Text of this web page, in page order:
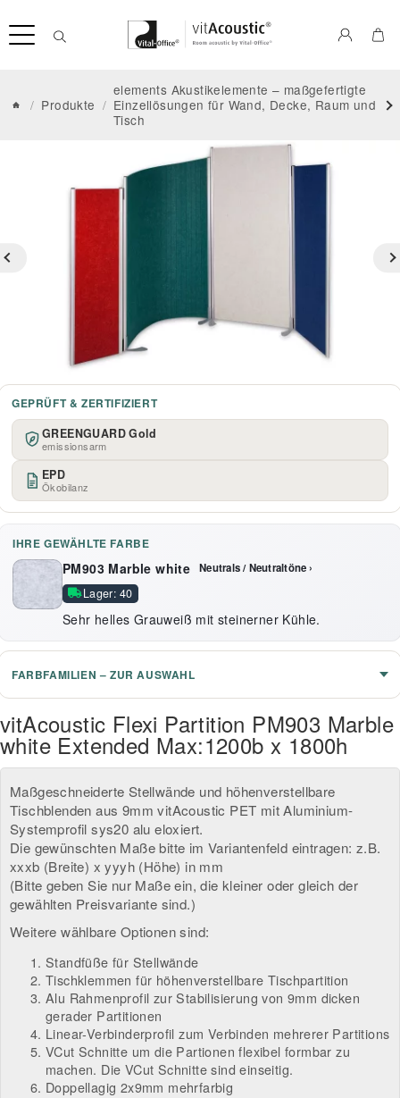
/ Produkte /
elements Akustikelemente – maßgefertigte
Einzellösungen für Wand, Decke, Raum und
Tisch
GEPRÜFT & ZERTIFIZIERT
GREENGUARD Gold
emissionsarm
EPD
Ökobilanz
IHRE GEWÄHLTE FARBE
PM903 Marble white Neutrals / Neutraltöne ›
Lager: 40
Sehr helles Grauweiß mit steinerner Kühle.
FARBFAMILIEN – ZUR AUSWAHL
vitAcoustic Flexi Partition PM903 Marble
white Extended Max:1200b x 1800h
Maßgeschneiderte Stellwände und höhenverstellbare
Tischblenden aus 9mm vitAcoustic PET mit Aluminium-
Systemprofil sys20 alu eloxiert.
Die gewünschten Maße bitte im Variantenfeld eintragen: z.B.
xxxb (Breite) x yyyh (Höhe) in mm
(Bitte geben Sie nur Maße ein, die kleiner oder gleich der
gewählten Preisvariante sind.)
Weitere wählbare Optionen sind:
Standfüße für Stellwände
Tischklemmen für höhenverstellbare Tischpartition
Alu Rahmenprofil zur Stabilisierung von 9mm dicken
gerader Partitionen
Linear-Verbinderprofil zum Verbinden mehrerer Partitions
VCut Schnitte um die Partionen flexibel formbar zu
machen. Die VCut Schnitte sind einseitig.
Doppellagig 2x9mm mehrfarbig